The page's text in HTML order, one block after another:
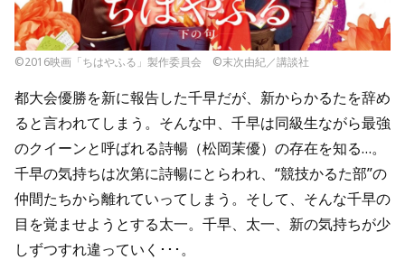
©2016映画「ちはやふる」製作委員会 ©末次由紀／講談社
都大会優勝を新に報告した千早だが、新からかるたを辞め
ると言われてしまう。そんな中、千早は同級生ながら最強
のクイーンと呼ばれる詩暢（松岡茉優）の存在を知る…。
千早の気持ちは次第に詩暢にとらわれ、“競技かるた部”の
仲間たちから離れていってしまう。そして、そんな千早の
目を覚ませようとする太一。千早、太一、新の気持ちが少
しずつすれ違っていく･･･。